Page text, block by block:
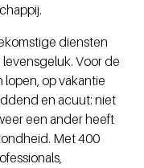
diensten
Voor de
lopen, op vakantie
en acuut: niet
een ander heeft
Met 400